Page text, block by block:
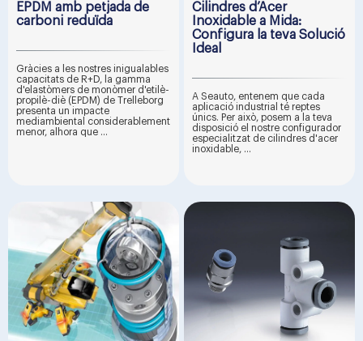
EPDM amb petjada de
carboni reduïda
Gràcies a les nostres inigualables
capacitats de R+D, la gamma
d'elastòmers de monòmer d'etilè-
propilè-diè (EPDM) de Trelleborg
presenta un impacte
mediambiental considerablement
menor, alhora que ...
Cilindres d’Acer
Inoxidable a Mida:
Configura la teva Solució
Ideal
A Seauto, entenem que cada
aplicació industrial té reptes
únics. Per això, posem a la teva
disposició el nostre configurador
especialitzat de cilindres d'acer
inoxidable, ...